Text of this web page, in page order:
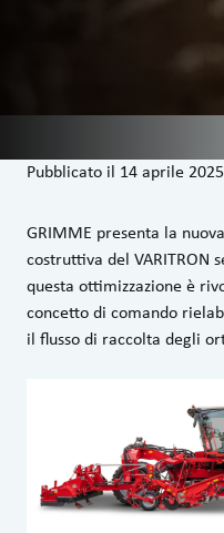
Pubblicato il 14 aprile 2025
GRIMME presenta la
costruttiva del VARITRON
questa ottimizzazione è
concetto di comando
il flusso di raccolta degli